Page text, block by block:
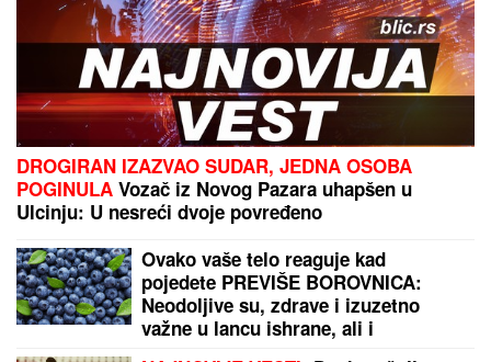
doživeo saobraćajku
by Aklamator
PREPORUKA ZA VAS